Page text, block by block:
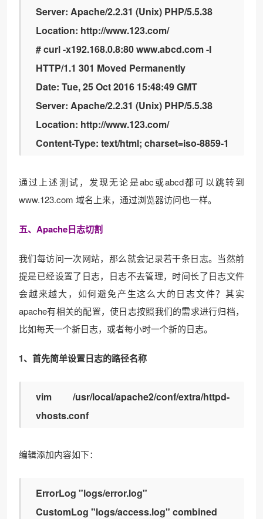
Server: Apache/2.2.31 (Unix) PHP/5.5.38
Location: http://www.123.com/
# curl -x192.168.0.8:80 www.abcd.com -I
HTTP/1.1 301 Moved Permanently
Date: Tue, 25 Oct 2016 15:48:49 GMT
Server: Apache/2.2.31 (Unix) PHP/5.5.38
Location: http://www.123.com/
Content-Type: text/html; charset=iso-8859-1
通过上述测试，发现无论是abc或abcd都可以跳转到
www.123.com 域名上来，通过浏览器访问也一样。
五、Apache日志切割
我们每访问一次网站，那么就会记录若干条日志。当然前
提是已经设置了日志，日志不去管理，时间长了日志文件
会越来越大，如何避免产生这么大的日志文件？其实
apache有相关的配置，使日志按照我们的需求进行归档，
比如每天一个新日志，或者每小时一个新的日志。
1、首先简单设置日志的路径名称
vim /usr/local/apache2/conf/extra/httpd-
vhosts.conf
编辑添加内容如下：
ErrorLog "logs/error.log"
CustomLog "logs/access.log" combined